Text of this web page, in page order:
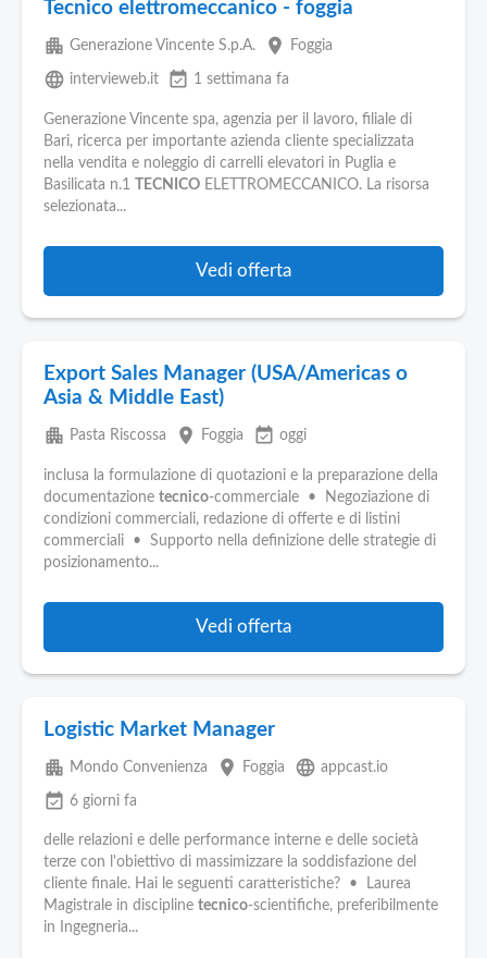
Tecnico elettromeccanico - foggia
apartment Generazione Vincente S.p.A. place Foggia
language intervieweb.it event_available 1 settimana fa
Generazione Vincente spa, agenzia per il lavoro, filiale di
Bari, ricerca per importante azienda cliente specializzata
nella vendita e noleggio di carrelli elevatori in Puglia e
Basilicata n.1
TECNICO ELETTROMECCANICO. La risorsa
selezionata...
Vedi offerta
Export Sales Manager (USA/Americas o
Asia & Middle East)
apartment Pasta Riscossa place Foggia event_available oggi
inclusa la formulazione di quotazioni e la preparazione della
documentazione tecnico-commerciale • Negoziazione di
condizioni commerciali, redazione di offerte e di listini
commerciali • Supporto nella definizione delle strategie di
posizionamento...
Vedi offerta
Logistic Market Manager
apartment Mondo Convenienza place Foggia language appcast.io
event_available 6 giorni fa
delle relazioni e delle performance interne e delle società
terze con l'obiettivo di massimizzare la soddisfazione del
cliente finale. Hai le seguenti caratteristiche? • Laurea
Magistrale in discipline tecnico-scientifiche, preferibilmente
in Ingegneria...